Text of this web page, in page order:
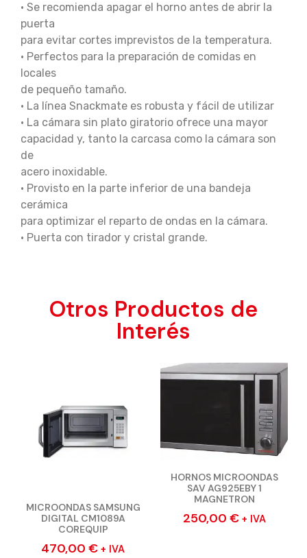
• Se recomienda apagar el horno antes de abrir la
puerta
para evitar cortes imprevistos de la temperatura.
• Perfectos para la preparación de comidas en
locales
de pequeño tamaño.
• La línea Snackmate es robusta y fácil de utilizar
• La cámara sin plato giratorio ofrece una mayor
capacidad y, tanto la carcasa como la cámara son
de
acero inoxidable.
• Provisto en la parte inferior de una bandeja
cerámica
para optimizar el reparto de ondas en la cámara.
• Puerta con tirador y cristal grande.
Otros Productos de
Interés
MICROONDAS SAMSUNG
DIGITAL CM1089A
COREQUIP
470,00 € + IVA
HORNOS MICROONDAS
SAV AG925EBY 1
MAGNETRON
250,00 € + IVA